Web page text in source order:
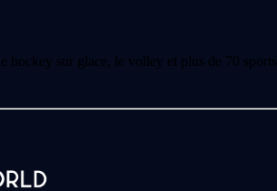
hockey sur glace, le volley et plus de 70